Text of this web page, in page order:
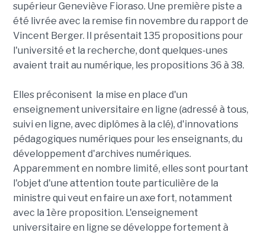
supérieur Geneviève Fioraso. Une première piste a
été livrée avec la remise fin novembre du rapport de
Vincent Berger. Il présentait 135 propositions pour
l'université et la recherche, dont quelques-unes
avaient trait au numérique, les propositions 36 à 38.
Elles préconisent la mise en place d'un
enseignement universitaire en ligne (adressé à tous,
suivi en ligne, avec diplômes à la clé), d'innovations
pédagogiques numériques pour les enseignants, du
développement d'archives numériques.
Apparemment en nombre limité, elles sont pourtant
l'objet d'une attention toute particulière de la
ministre qui veut en faire un axe fort, notamment
avec la 1ère proposition. L'enseignement
universitaire en ligne se développe fortement à